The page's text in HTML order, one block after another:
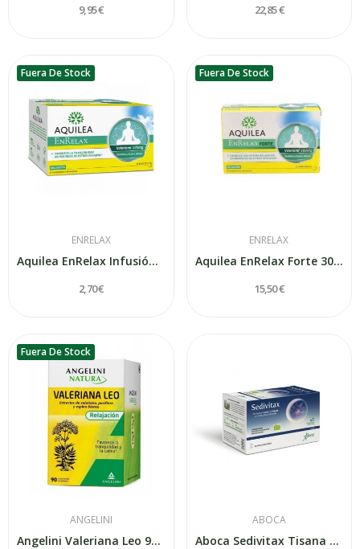
9,95 € 22,85 €
Fuera De Stock
ENRELAX
Aquilea EnRelax Infusión 20 Sobres
2,70 €
Fuera De Stock
ENRELAX
Aquilea EnRelax Forte 30 Comprimidos
15,50 €
Fuera De Stock
ANGELINI
Angelini Valeriana Leo 90 Comprimidos
ABOCA
Aboca Sedivitax Tisana 20 Bolsitas